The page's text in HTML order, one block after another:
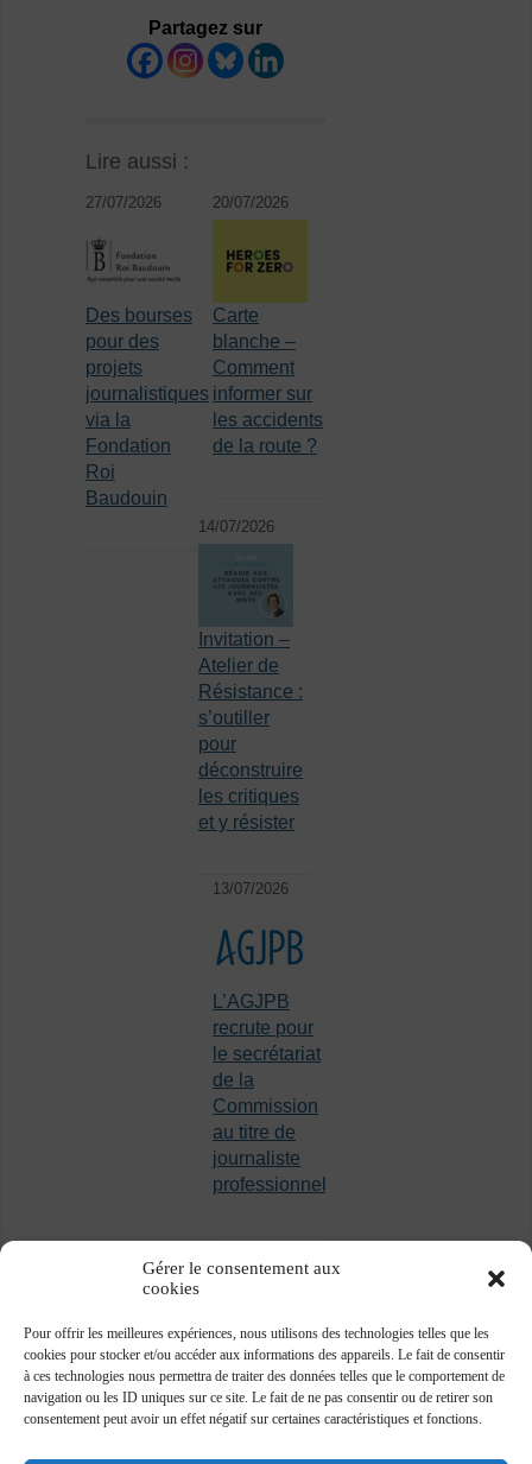
Gérer le consentement aux
cookies
Pour offrir les meilleures expériences, nous utilisons des technologies telles que les
cookies pour stocker et/ou accéder aux informations des appareils. Le fait de consentir
à ces technologies nous permettra de traiter des données telles que le comportement de
navigation ou les ID uniques sur ce site. Le fait de ne pas consentir ou de retirer son
consentement peut avoir un effet négatif sur certaines caractéristiques et fonctions.
Partagez sur
Lire aussi :
27/07/2026
Des bourses
pour des
projets
journalistiques
via la
Fondation
Roi
Baudouin
20/07/2026
Carte
blanche –
Comment
informer sur
les accidents
de la route ?
14/07/2026
Invitation –
Atelier de
Résistance :
s’outiller
pour
déconstruire
les critiques
et y résister
13/07/2026
L’AGJPB
recrute pour
le secrétariat
de la
Commission
au titre de
journaliste
professionnel